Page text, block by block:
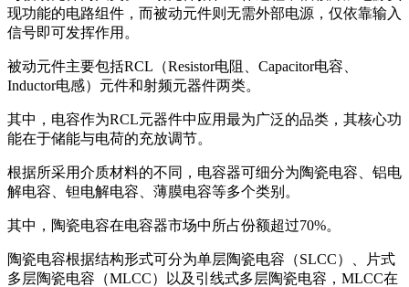
现功能的电路组件，而被动元件则无需外部电源，仅依靠输入
信号即可发挥作用。
被动元件主要包括RCL（Resistor电阻、Capacitor电容、
Inductor电感）元件和射频元器件两类。
其中，电容作为RCL元器件中应用最为广泛的品类，其核心功
能在于储能与电荷的充放调节。
根据所采用介质材料的不同，电容器可细分为陶瓷电容、铝电
解电容、钽电解电容、薄膜电容等多个类别。
其中，陶瓷电容在电容器市场中所占份额超过70%。
陶瓷电容根据结构形式可分为单层陶瓷电容（SLCC）、片式
多层陶瓷电容（MLCC）以及引线式多层陶瓷电容，MLCC在